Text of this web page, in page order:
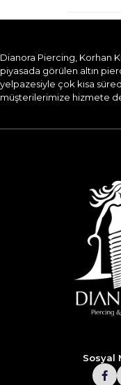
Dianora Piercing, Korhan
piyasada görülen altın
yelpazesiyle çok kısa
müşterilerimize hizmete
Sosyal